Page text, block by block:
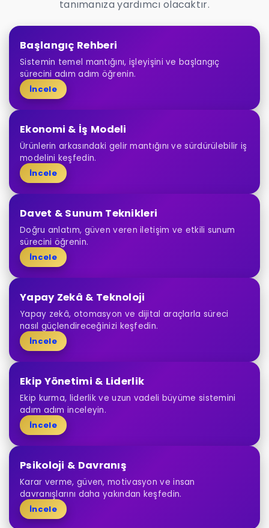
tanımanıza yardımcı olacaktır.
Başlangıç Rehberi
Sistemin temel mantığını, işleyişini ve başlangıç
sürecini adım adım öğrenin.
İncele
Ekonomi & İş Modeli
Ürünlerin arkasındaki gelir mantığını ve sürdürülebilir iş
modelini keşfedin.
İncele
Davet & Sunum Teknikleri
Doğru anlatım, güven veren iletişim ve etkili sunum
sürecini öğrenin.
İncele
Yapay Zekâ & Teknoloji
Yapay zekâ, otomasyon ve dijital araçlarla süreci
nasıl güçlendireceğinizi keşfedin.
İncele
Ekip Yönetimi & Liderlik
Ekip kurma, liderlik ve uzun vadeli büyüme sistemini
adım adım inceleyin.
İncele
Psikoloji & Davranış
Karar verme, güven, motivasyon ve insan
davranışlarını daha yakından keşfedin.
İncele